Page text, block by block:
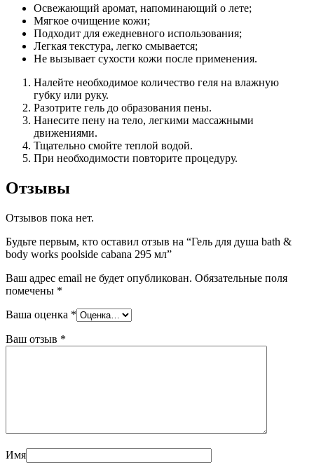
Освежающий аромат, напоминающий о лете;
Мягкое очищение кожи;
Подходит для ежедневного использования;
Легкая текстура, легко смывается;
Не вызывает сухости кожи после применения.
Налейте необходимое количество геля на влажную
губку или руку.
Разотрите гель до образования пены.
Нанесите пену на тело, легкими массажными
движениями.
Тщательно смойте теплой водой.
При необходимости повторите процедуру.
Отзывы
Отзывов пока нет.
Будьте первым, кто оставил отзыв на “Гель для душа bath &
body works poolside cabana 295 мл”
Ваш адрес email не будет опубликован. Обязательные поля
помечены *
Ваша оценка *
Ваш отзыв *
Имя